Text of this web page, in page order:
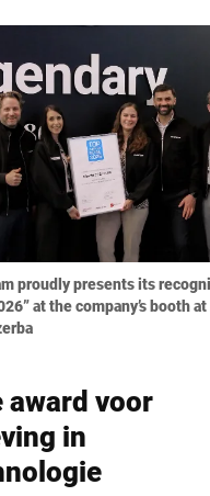
proudly presents its
at the company’s booth
award voor
in